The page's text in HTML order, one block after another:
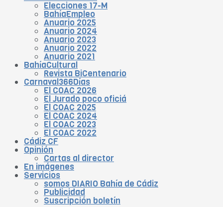
Elecciones 17-M
BahíaEmpleo
Anuario 2025
Anuario 2024
Anuario 2023
Anuario 2022
Anuario 2021
BahíaCultural
Revista BiCentenario
Carnaval366Días
El COAC 2026
El Jurado poco oficiá
El COAC 2025
El COAC 2024
El COAC 2023
El COAC 2022
Cádiz CF
Opinión
Cartas al director
En imágenes
Servicios
somos DIARIO Bahía de Cádiz
Publicidad
Suscripción boletín